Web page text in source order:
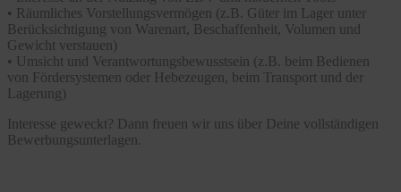
• Räumliches Vorstellungsvermögen (z.B. Güter im Lager unter
Berücksichtigung von Warenart, Beschaffenheit, Volumen und
Gewicht verstauen)
• Umsicht und Verantwortungsbewusstsein (z.B. beim Bedienen
von Fördersystemen oder Hebezeugen, beim Transport und der
Lagerung)
Interesse geweckt? Dann freuen wir uns über Deine vollständigen
Bewerbungsunterlagen.